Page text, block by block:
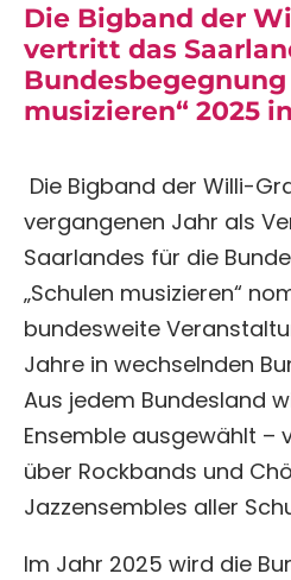
Die Bigband der
vertritt das
Bundesbegegnung
musizieren“ 2025
Die Bigband der Willi-
vergangenen Jahr als
Saarlandes für die
„Schulen musizieren“
bundesweite
Jahre in wechselnden
Aus jedem Bundesland
Ensemble ausgewählt –
über Rockbands und
Jazzensembles aller
Im Jahr 2025 wird die